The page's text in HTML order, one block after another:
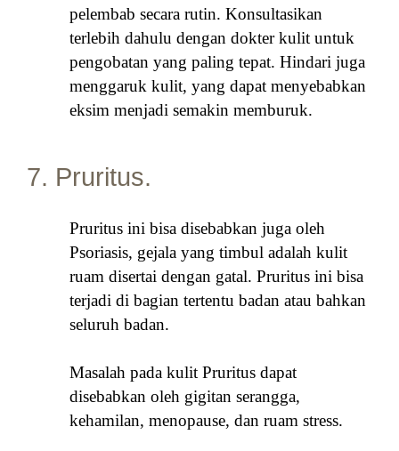
pelembab secara rutin. Konsultasikan
terlebih dahulu dengan dokter kulit untuk
pengobatan yang paling tepat. Hindari juga
menggaruk kulit, yang dapat menyebabkan
eksim menjadi semakin memburuk.
7. Pruritus.
Pruritus ini bisa disebabkan juga oleh
Psoriasis, gejala yang timbul adalah kulit
ruam disertai dengan gatal. Pruritus ini bisa
terjadi di bagian tertentu badan atau bahkan
seluruh badan.
Masalah pada kulit Pruritus dapat
disebabkan oleh gigitan serangga,
kehamilan, menopause, dan ruam stress.